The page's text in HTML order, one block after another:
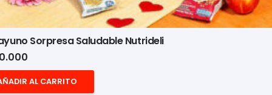
Sorpresa Saludable Nutrideli
AL CARRITO